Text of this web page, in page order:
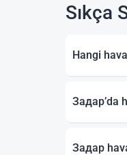
Sıkça
Hangi
Задар’da
Задар